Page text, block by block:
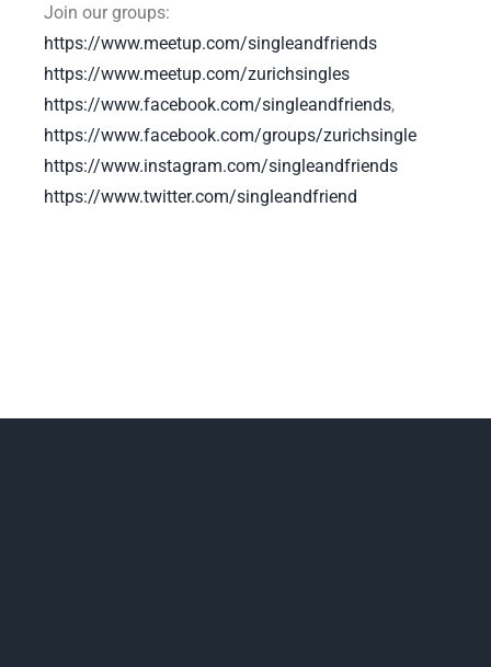
Join our groups:
https://www.meetup.com/singleandfriends
https://www.meetup.com/zurichsingles
https://www.facebook.com/singleandfriends,
https://www.facebook.com/groups/zurichsingle
https://www.instagram.com/singleandfriends
https://www.twitter.com/singleandfriend